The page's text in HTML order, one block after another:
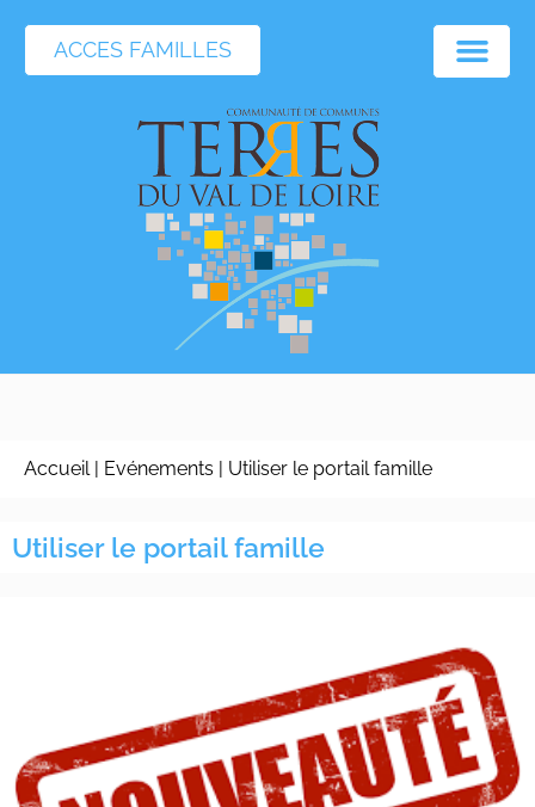
ACCES FAMILLES
Accueil| Evénements | Utiliser le portail famille
Utiliser le portail famille